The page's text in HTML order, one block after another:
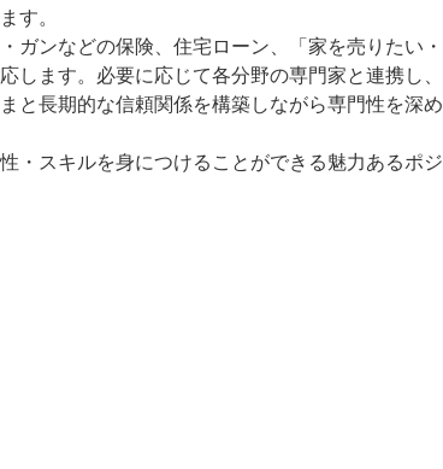
す。
ガンなどの保険、住宅ローン、「家を売りたい・
します。必要に応じて各分野の専門家と連携し、
と長期的な信頼関係を構築しながら専門性を深め
・スキルを身につけることができる魅力あるポジ